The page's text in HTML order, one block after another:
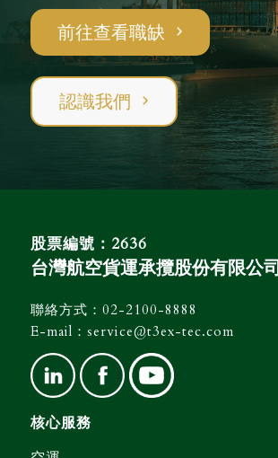
前往查看職缺
認識我們
股票編號：2636
台灣航空貨運承攬股份有限公司
聯絡方式： 02-2100-8888
E-mail： service@t3ex-tec.com
核心服務